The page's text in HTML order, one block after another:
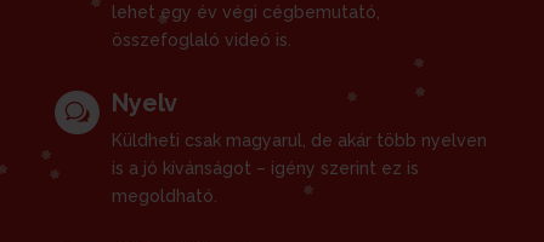
lehet egy év végi cégbemutató,
összefoglaló videó is.
w Nyelv
Küldheti csak magyarul, de akár több nyelven
is a jó kívánságot – igény szerint ez is
megoldható.